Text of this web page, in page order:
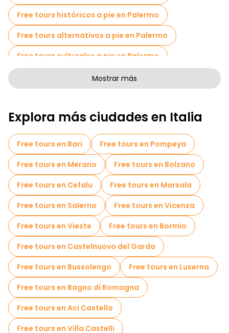
Free tours históricos a pie en Palermo
Free tours alternativos a pie en Palermo
Free tours culturales a pie en Palermo
Free tours de arte a pie en Palermo
Tours de Pub Crawl en Palermo
Tours autoguiados en Palermo
Cruceros en Palermo
Museos en Palermo
Free tour por el casco antiguo en Palermo
Tours para grupos pequeños en Palermo
Tours mercados en Palermo
Tours de degustación locales en Palermo
Free tours de un día en Palermo
Tours en bicicleta en Palermo
Tours gastronómicos en Palermo
Free tours cerca Massimo Theater
Mostrar más
Explora más ciudades en Italia
Free tours en Bari
Free tours en Pompeya
Free tours en Merano
Free tours en Bolzano
Free tours en Cefalu
Free tours en Marsala
Free tours en Salerno
Free tours en Vicenza
Free tours en Vieste
Free tours en Bormio
Free tours en Castelnuovo del Garda
Free tours en Bussolengo
Free tours en Luserna
Free tours en Bagno di Romagna
Free tours en Aci Castello
Free tours en Villa Castelli